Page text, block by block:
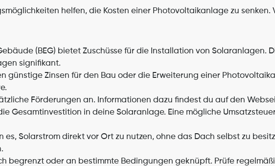
helfen, die Kosten einer Photovoltaikanlage zu
(BEG) bietet Zuschüsse für die Installation von Solaranlagen.
signifikant.
günstige Zinsen für den Bau oder die Erweiterung einer
Förderungen an. Informationen dazu findest du auf den
Gesamtinvestition in deine Solaranlage. Eine mögliche
es, Solarstrom direkt vor Ort zu nutzen, ohne das Dach selbst zu
begrenzt oder an bestimmte Bedingungen geknüpft. Prüfe